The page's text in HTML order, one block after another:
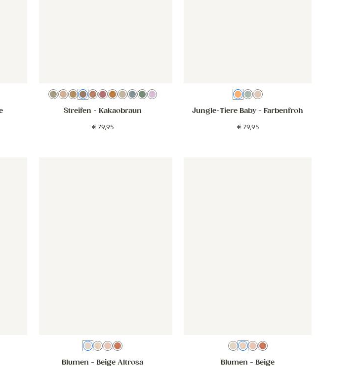
Beige Grün
Beige Rosa
Beige Braun
Kakaobraun
Oudroze
BlushRoze Oranje
BeigeBeige Blau
Salbeigrün
Lila
Streifen - Kakaobraun
€79,95
Farbenfroh
Grünblau
Beige
Jungle-Tiere Baby - Farbenfroh
€79,95
Beige Altrosa
Beige
RosaBeige Terra
Blumen - Beige Altrosa
Beige Altrosa
Beige
RosaBeige Terra
Blumen - Beige